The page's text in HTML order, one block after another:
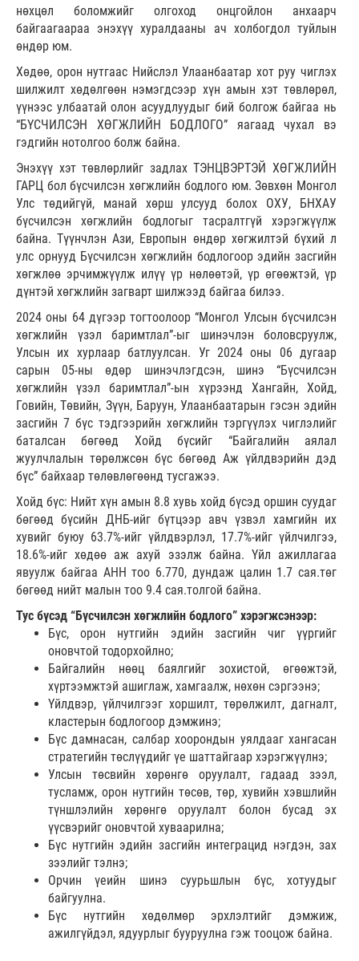
нөхцөл боломжийг олгоход онцгойлон анхаарч
байгаагаараа энэхүү хуралдааны ач холбогдол туйлын
өндөр юм.
Хөдөө, орон нутгаас Нийслэл Улаанбаатар хот руу чиглэх
шилжилт хөдөлгөөн нэмэгдсээр хүн амын хэт төвлөрөл,
үүнээс улбаатай олон асуудлуудыг бий болгож байгаа нь
“БҮСЧИЛСЭН ХӨГЖЛИЙН БОДЛОГО” яагаад чухал вэ
гэдгийн нотолгоо болж байна.
Энэхүү хэт төвлөрлийг задлах ТЭНЦВЭРТЭЙ ХӨГЖЛИЙН
ГАРЦ бол бүсчилсэн хөгжлийн бодлого юм. Зөвхөн Монгол
Улс төдийгүй, манай хөрш улсууд болох ОХУ, БНХАУ
бүсчилсэн хөгжлийн бодлогыг тасралтгүй хэрэгжүүлж
байна. Түүнчлэн Ази, Европын өндөр хөгжилтэй бүхий л
улс орнууд Бүсчилсэн хөгжлийн бодлогоор эдийн засгийн
хөгжлөө эрчимжүүлж илүү үр нөлөөтэй, үр өгөөжтэй, үр
дүнтэй хөгжлийн загварт шилжээд байгаа билээ.
2024 оны 64 дүгээр тогтоолоор “Монгол Улсын бүсчилсэн
хөгжлийн үзэл баримтлал”-ыг шинэчлэн боловсруулж,
Улсын их хурлаар батлуулсан. Уг 2024 оны 06 дугаар
сарын 05-ны өдөр шинэчлэгдсэн, шинэ “Бүсчилсэн
хөгжлийн үзэл баримтлал”-ын хүрээнд Хангайн, Хойд,
Говийн, Төвийн, Зүүн, Баруун, Улаанбаатарын гэсэн эдийн
засгийн 7 бүс тэдгээрийн хөгжлийн тэргүүлэх чиглэлийг
баталсан бөгөөд Хойд бүсийг “Байгалийн аялал
жуулчлалын төрөлжсөн бүс бөгөөд Аж үйлдвэрийн дэд
бүс” байхаар төлөвлөгөөнд тусгажээ.
Хойд бүс: Нийт хүн амын 8.8 хувь хойд бүсэд оршин суудаг
бөгөөд бүсийн ДНБ-ийг бүтцээр авч үзвэл хамгийн их
хувийг буюу 63.7%-ийг үйлдвэрлэл, 17.7%-ийг үйлчилгээ,
18.6%-ийг хөдөө аж ахуй эзэлж байна. Үйл ажиллагаа
явуулж байгаа АНН тоо 6.770, дундаж цалин 1.7 сая.төг
бөгөөд нийт малын тоо 9.4 сая.толгой байна.
Тус бүсэд “Бүсчилсэн хөгжлийн бодлого” хэрэгжсэнээр:
Бүс, орон нутгийн эдийн засгийн чиг үүргийг
оновчтой тодорхойлно;
Байгалийн нөөц баялгийг зохистой, өгөөжтэй,
хүртээмжтэй ашиглаж, хамгаалж, нөхөн сэргээнэ;
Үйлдвэр, үйлчилгээг хоршилт, төрөлжилт, дагналт,
кластерын бодлогоор дэмжинэ;
Бүс дамнасан, салбар хоорондын уялдааг хангасан
стратегийн төслүүдийг үе шаттайгаар хэрэгжүүлнэ;
Улсын төсвийн хөрөнгө оруулалт, гадаад зээл,
тусламж, орон нутгийн төсөв, төр, хувийн хэвшлийн
түншлэлийн хөрөнгө оруулалт болон бусад эх
үүсвэрийг оновчтой хуваарилна;
Бүс нутгийн эдийн засгийн интеграцид нэгдэн, зах
зээлийг тэлнэ;
Орчин үеийн шинэ суурьшлын бүс, хотуудыг
байгуулна.
Бүс нутгийн хөдөлмөр эрхлэлтийг дэмжиж,
ажилгүйдэл, ядуурлыг бууруулна гэж тооцож байна.